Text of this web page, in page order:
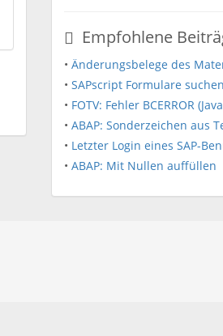
Empfohlene
• Änderungsbelege des
• SAPscript Formulare suchen
• FOTV: Fehler BCERROR
• ABAP: Sonderzeichen aus
• Letzter Login eines SAP-
• ABAP: Mit Nullen auffüllen